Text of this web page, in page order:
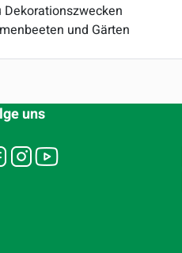
und Gärten
uns